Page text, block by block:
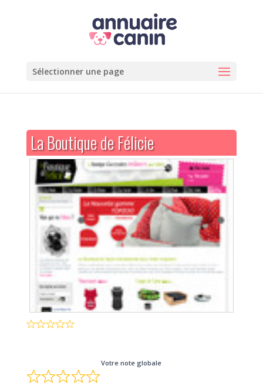
Sélectionner une page
La Boutique de Félicie
Votre note globale